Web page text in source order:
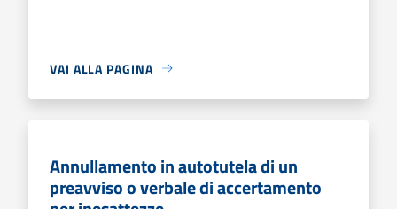
VAI ALLA PAGINA
Annullamento in autotutela di un
preavviso o verbale di accertamento